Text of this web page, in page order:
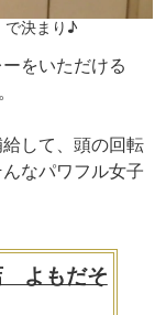
で決まり♪
をいただける
して、頭の回転
なパワフル女子
よもだそ